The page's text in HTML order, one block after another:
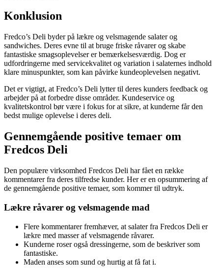
Konklusion
Fredco’s Deli byder på lækre og velsmagende salater og
sandwiches. Deres evne til at bruge friske råvarer og skabe
fantastiske smagsoplevelser er bemærkelsesværdig. Dog er
udfordringerne med servicekvalitet og variation i salaternes indhold
klare minuspunkter, som kan påvirke kundeoplevelsen negativt.
Det er vigtigt, at Fredco’s Deli lytter til deres kunders feedback og
arbejder på at forbedre disse områder. Kundeservice og
kvalitetskontrol bør være i fokus for at sikre, at kunderne får den
bedst mulige oplevelse i deres deli.
Gennemgående positive temaer om
Fredcos Deli
Den populære virksomhed Fredcos Deli har fået en række
kommentarer fra deres tilfredse kunder. Her er en opsummering af
de gennemgående positive temaer, som kommer til udtryk.
Lækre råvarer og velsmagende mad
Flere kommentarer fremhæver, at salater fra Fredcos Deli er
lækre med masser af velsmagende råvarer.
Kunderne roser også dressingerne, som de beskriver som
fantastiske.
Maden anses som sund og hurtig at få fat i.